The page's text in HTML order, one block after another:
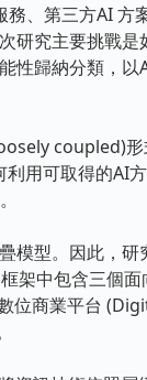
、第三方AI 方
研究主要挑戰
性歸納分類，
coupled)形
用可取得的AI
型。因此，研
架中包含三個
位商業平台